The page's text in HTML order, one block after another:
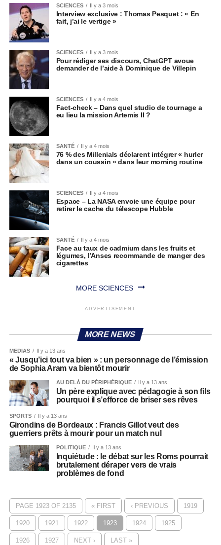
SCIENCES Il y a 3 mois
Interview exclusive : Thomas Pesquet : « En
fait, j’ai le vertige »
SCIENCES Il y a 3 mois
Pour rédiger ses discours, ChatGPT avoue
demander de l’aide à Dominique de Villepin
SCIENCES Il y a 4 mois
Fact-check – Dans quel studio de tournage a
eu lieu la mission Artemis II ?
SANTÉ Il y a 4 mois
76 % des Millenials déclarent intégrer « hurler
dans un coussin » dans leur morning routine
SCIENCES Il y a 4 mois
Espace – La NASA envoie une équipe pour
retirer le cache du télescope Hubble
SANTÉ Il y a 4 mois
Face au taux de cadmium dans les fruits et
légumes, l’Anses recommande de manger des
cigarettes
MORE SCIENCES
ADVERTISEMENT
MORE NEWS
MEDIAS Il y a 13 ans
« Jusqu’ici tout va bien » : un personnage de l’émission
de Sophia Aram va bientôt mourir
AU DELÀ DU PÉRIPHÉRIQUE Il y a 13 ans
Un père explique avec pédagogie à son fils
pourquoi il s’efforce de briser ses rêves
SPORTS Il y a 13 ans
Girondins de Bordeaux : Francis Gillot veut des
guerriers prêts à mourir pour un match nul
POLITIQUE Il y a 13 ans
Inquiétude : le débat sur les Roms pourrait
brutalement déraper vers de vrais
problèmes de fond
PAGE 1923 OF 2135 « FIRST ‹ PREVIOUS 1919
1920 1921 1922 1923 1924 1925
1926 1927 NEXT › LAST »